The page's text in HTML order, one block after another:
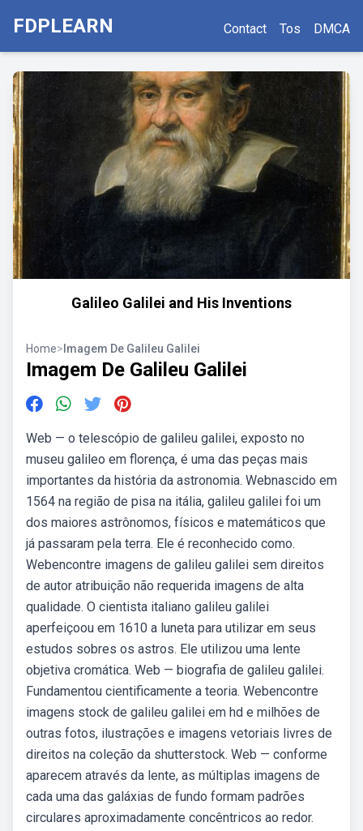
FDPLEARN Contact Tos DMCA
Galileo Galilei and His Inventions
Home> Imagem De Galileu Galilei
Imagem De Galileu Galilei
Web — o telescópio de galileu galilei, exposto no
museu galileo em florença, é uma das peças mais
importantes da história da astronomia. Webnascido em
1564 na região de pisa na itália, galileu galilei foi um
dos maiores astrônomos, físicos e matemáticos que
já passaram pela terra. Ele é reconhecido como.
Webencontre imagens de galileu galilei sem direitos
de autor atribuição não requerida imagens de alta
qualidade. O cientista italiano galileu galilei
aperfeiçoou em 1610 a luneta para utilizar em seus
estudos sobres os astros. Ele utilizou uma lente
objetiva cromática. Web — biografia de galileu galilei.
Fundamentou cientificamente a teoria. Webencontre
imagens stock de galileu galilei em hd e milhões de
outras fotos, ilustrações e imagens vetoriais livres de
direitos na coleção da shutterstock. Web — conforme
aparecem através da lente, as múltiplas imagens de
cada uma das galáxias de fundo formam padrões
circulares aproximadamente concêntricos ao redor.